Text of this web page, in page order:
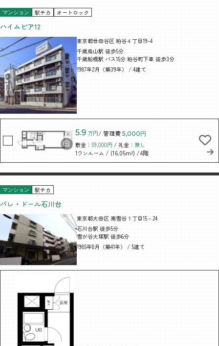
マンション 駅チカ オートロック
ハイムピア12
東京都世田谷区 粕谷４丁目19-4
千歳烏山駅 徒歩5分
千歳船橋駅 バス15分 粕谷町下車 徒歩3分
1987年2月（築39年） / 4建て
5.9 万円/ 管理費 5,000円
敷金：59,000円 / 礼金： 無し
1ワンルーム / (16.05m²) /4階
マンション 駅チカ
パレ・ドール石川台
東京都大田区 南雪谷１丁目15－24
石川台駅 徒歩5分
雪が谷大塚駅 徒歩6分
1985年8月（築41年） / 5建て